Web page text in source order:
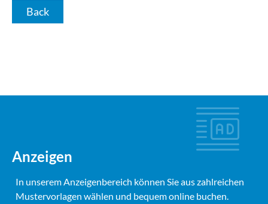
Back
Anzeigen
In unserem Anzeigenbereich können Sie aus zahlreichen
Mustervorlagen wählen und bequem online buchen.